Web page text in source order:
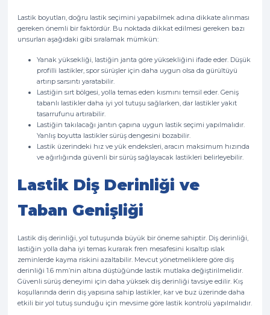
Lastik boyutları, doğru lastik seçimini yapabilmek adına dikkate alınması
gereken önemli bir faktördür. Bu noktada dikkat edilmesi gereken bazı
unsurları aşağıdaki gibi sıralamak mümkün:
Yanak yüksekliği, lastiğin janta göre yüksekliğini ifade eder. Düşük
profilli lastikler, spor sürüşler için daha uygun olsa da gürültüyü
artırıp sarsıntı yaratabilir.
Lastiğin sırt bölgesi, yolla temas eden kısmını temsil eder. Geniş
tabanlı lastikler daha iyi yol tutuşu sağlarken, dar lastikler yakıt
tasarrufunu artırabilir.
Lastiğin takılacağı jantın çapına uygun lastik seçimi yapılmalıdır.
Yanlış boyutta lastikler sürüş dengesini bozabilir.
Lastik üzerindeki hız ve yük endeksleri, aracın maksimum hızında
ve ağırlığında güvenli bir sürüş sağlayacak lastikleri belirleyebilir.
Lastik Diş Derinliği ve
Taban Genişliği
Lastik diş derinliği, yol tutuşunda büyük bir öneme sahiptir. Diş derinliği,
lastiğin yolla daha iyi temas kurarak fren mesafesini kısaltıp ıslak
zeminlerde kayma riskini azaltabilir. Mevcut yönetmeliklere göre diş
derinliği 1.6 mm’nin altına düştüğünde lastik mutlaka değiştirilmelidir.
Güvenli sürüş deneyimi için daha yüksek diş derinliği tavsiye edilir. Kış
koşullarında derin diş yapısına sahip lastikler, kar ve buz üzerinde daha
etkili bir yol tutuş sunduğu için mevsime göre lastik kontrolü yapılmalıdır.